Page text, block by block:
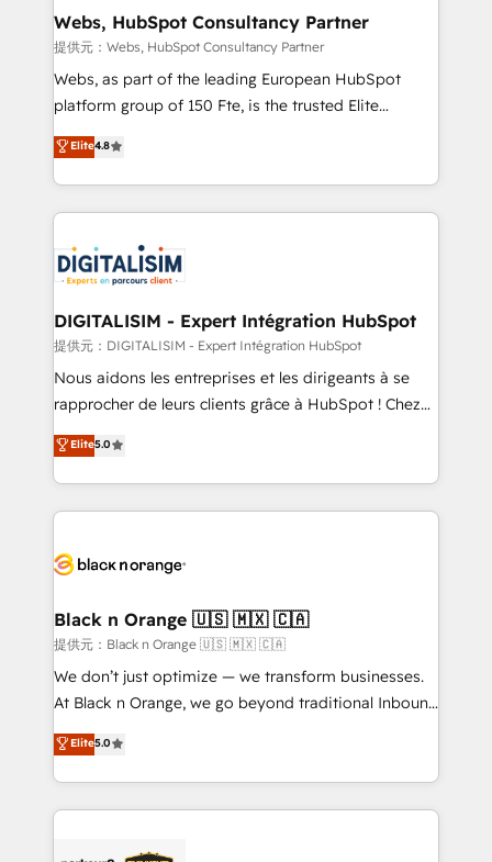
and build using HubSpot 🔌 Integrating HubSpot
with other systems 🎓 Training your teams to be
HubSpot pros 📊 Lead generation services using
HubSpot Why us? - SIX HubSpot Accreditations -
CRM, Solutions Architecture, Onboarding , Data
Migration, Custom Integration & Platform
team of 25+ experts Contact us today to help you
get more from your investment in HubSpot.
Webs, HubSpot Consultancy Partner
提供元：Webs, HubSpot Consultancy Partner
Webs, as part of the leading European HubSpot
platform group of 150 Fte, is the trusted Elite
HubSpot CRM Partner offering you a roadmap on
maximizing EBITDA and achieving Commercial
Excellence. With our targeted processes, we
strengthen your digital transformation and minimize
Implementation partner, we provide expertise to
drive your business forward. Since 2015 we are fully
dedicated to HubSpot and with an experienced
team (50+), we work with reputable companies in
B2B sectors such as manufacturing, SaaS and
business services. We prepare a customized
impact of your digital transformation, including a
detailed financial rationale with a focus on ROI and
embark on a transformational journey that sets your
business up for long-term success. Unlock your
business. If not now, when?
Elite4.8
DIGITALISIM - Expert Intégration HubSpot
提供元：DIGITALISIM - Expert Intégration HubSpot
Nous aidons les entreprises et les dirigeants à se
rapprocher de leurs clients grâce à HubSpot ! Chez
DIGITALISIM, nous avons l'intime conviction que la
réussite des entreprises passe par l’innovation web,
le marketing digital, et la relation client ! C'est
pourquoi, nos experts sont à la fois capables de
référencement, votre stratégie digitale et le pilotage
projet HubSpot avec DIGITALISIM : 🧽 Nettoyage,
migration et intégration des bases de données. 🚀
Développement des interfaces avec vos logiciels
métiers ⚙️ Configuration de la plateforme HubSpot
Book Process & Guidelines utilisateurs 🎓
Formations des utilisateurs
Elite5.0
Black n Orange 🇺🇸 🇲🇽 🇨🇦
提供元：Black n Orange 🇺🇸 🇲🇽 🇨🇦
We don’t just optimize — we transform businesses.
At Black n Orange, we go beyond traditional Inbound
Marketing with our exclusive methodologies:
BOOMS and BOOST. Together, they form a powerful
combination that has driven success for over 800
businesses worldwide. As Elite HubSpot Partners, we
Elite5.0